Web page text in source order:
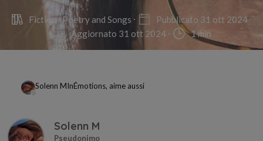
Fiction Poetry and Songs
Pubblicato 31 ott 2024
Aggiornato 31 ott 2024
1 min
Solenn MInÉmotions, aime aussi
Solenn M